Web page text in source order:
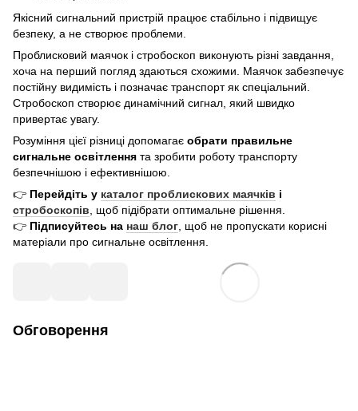
Якісний сигнальний пристрій працює стабільно і підвищує
безпеку, а не створює проблеми.
Проблисковий маячок і стробоскоп виконують різні завдання,
хоча на перший погляд здаються схожими. Маячок забезпечує
постійну видимість і позначає транспорт як спеціальний.
Стробоскоп створює динамічний сигнал, який швидко
привертає увагу.
Розуміння цієї різниці допомагає обрати правильне
сигнальне освітлення та зробити роботу транспорту
безпечнішою і ефективнішою.
👉 Перейдіть у каталог проблискових маячків і
стробоскопів , щоб підібрати оптимальне рішення.
👉 Підписуйтесь на наш блог , щоб не пропускати корисні
матеріали про сигнальне освітлення.
Обговорення